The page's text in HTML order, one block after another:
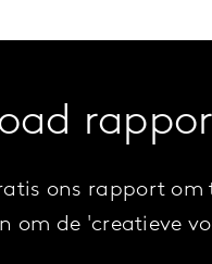
ons rapport om
om de 'creatieve